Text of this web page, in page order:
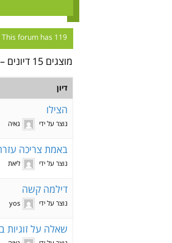
This forum has 119 דיונים, 126 תגובות, and was last updated
מוצגים 15 דיונים – 31 עד 45 (מתוך 119 סה״כ)
דיון
הצילו
נוצר על ידי גאיה
באמת צריכה
נוצר על ידי ליאת
דילמה קשה
נוצר על ידי yos
שאלה על זוגיות